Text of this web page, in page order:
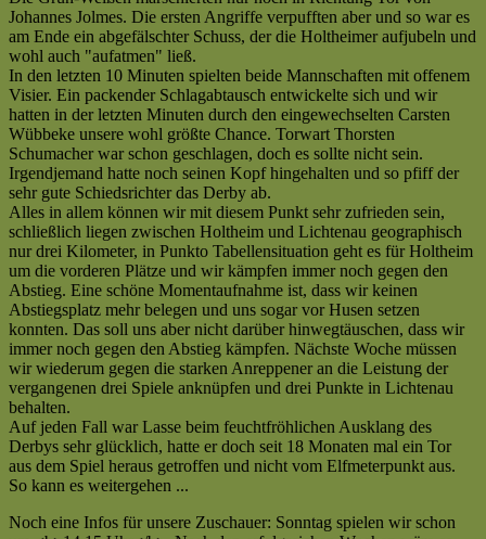
Johannes Jolmes. Die ersten Angriffe verpufften aber und so war es
am Ende ein abgefälschter Schuss, der die Holtheimer aufjubeln und
wohl auch "aufatmen" ließ.
In den letzten 10 Minuten spielten beide Mannschaften mit offenem
Visier. Ein packender Schlagabtausch entwickelte sich und wir
hatten in der letzten Minuten durch den eingewechselten Carsten
Wübbeke unsere wohl größte Chance. Torwart Thorsten
Schumacher war schon geschlagen, doch es sollte nicht sein.
Irgendjemand hatte noch seinen Kopf hingehalten und so pfiff der
sehr gute Schiedsrichter das Derby ab.
Alles in allem können wir mit diesem Punkt sehr zufrieden sein,
schließlich liegen zwischen Holtheim und Lichtenau geographisch
nur drei Kilometer, in Punkto Tabellensituation geht es für Holtheim
um die vorderen Plätze und wir kämpfen immer noch gegen den
Abstieg. Eine schöne Momentaufnahme ist, dass wir keinen
Abstiegsplatz mehr belegen und uns sogar vor Husen setzen
konnten. Das soll uns aber nicht darüber hinwegtäuschen, dass wir
immer noch gegen den Abstieg kämpfen. Nächste Woche müssen
wir wiederum gegen die starken Anreppener an die Leistung der
vergangenen drei Spiele anknüpfen und drei Punkte in Lichtenau
behalten.
Auf jeden Fall war Lasse beim feuchtfröhlichen Ausklang des
Derbys sehr glücklich, hatte er doch seit 18 Monaten mal ein Tor
aus dem Spiel heraus getroffen und nicht vom Elfmeterpunkt aus.
So kann es weitergehen ...
Noch eine Infos für unsere Zuschauer: Sonntag spielen wir schon